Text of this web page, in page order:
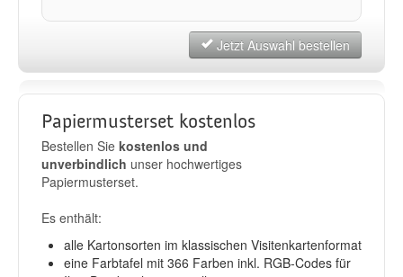
Jetzt Auswahl bestellen
Papiermusterset kostenlos
Bestellen Sie kostenlos und
unverbindlich unser hochwertiges
Papiermusterset.
Es enthält:
alle Kartonsorten im klassischen Visitenkartenformat
eine Farbtafel mit 366 Farben inkl. RGB-Codes für